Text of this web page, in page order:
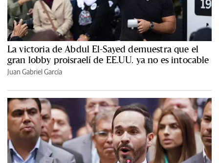
La victoria de Abdul El-Sayed demuestra que el
gran lobby proisraelí de EE.UU. ya no es intocable
Juan Gabriel García